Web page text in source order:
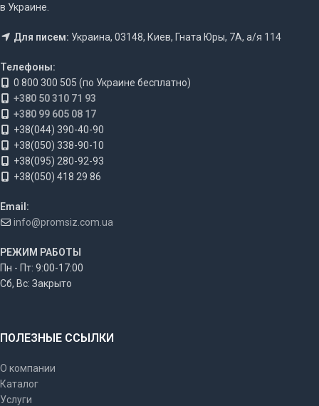
в Украине.
Для писем: Украина, 03148, Киев, Гната Юры, 7А, а/я 114
Телефоны:
0 800 300 505 (по Украине бесплатно)
+380 50 310 71 93
+380 99 605 08 17
+38(044) 390-40-90
+38(050) 338-90-10
+38(095) 280-92-93
+38(050) 418 29 86
Email:
info@promsiz.com.ua
РЕЖИМ РАБОТЫ
Пн - Пт: 9:00-17:00
Сб, Вс: Закрыто
ПОЛЕЗНЫЕ ССЫЛКИ
О компании
Каталог
Услуги